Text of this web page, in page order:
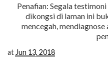
Penafian: Segala
dikongsi di laman ini
mencegah,
at Jun 13, 2018